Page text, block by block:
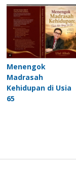
Menengok
Madrasah
Kehidupan di Usia
65